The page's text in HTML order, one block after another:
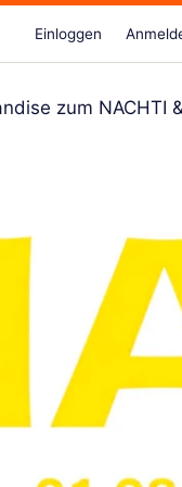
Einloggen
zum NACHTI